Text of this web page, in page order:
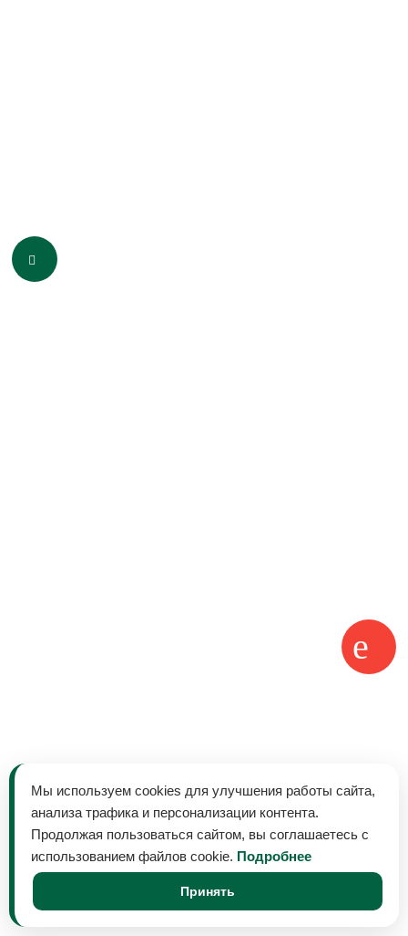
Мы используем cookies для улучшения работы сайта,
анализа трафика и персонализации контента.
Продолжая пользоваться сайтом, вы соглашаетесь с
использованием файлов cookie. Подробнее
Принять